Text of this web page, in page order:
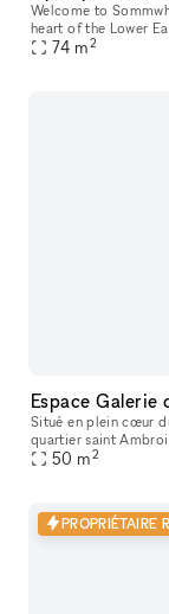
Welcome to
heart of the Lower
stylish, minimalist
74 m2
Situé en plein cœur
quartier saint
et du quartier Rue
50 m2
PROPRIÉTAIRE